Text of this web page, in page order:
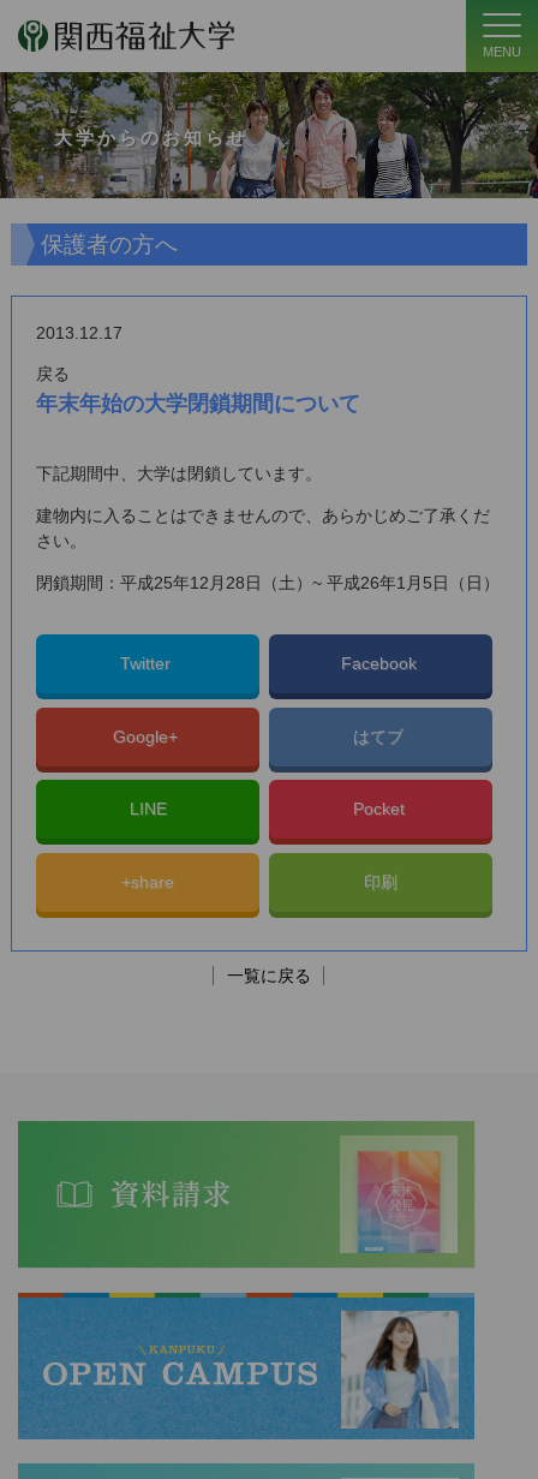
MENU
大学からのお知らせ
保護者の方へ
2013.12.17
戻る
年末年始の大学閉鎖期間について
下記期間中、大学は閉鎖しています。
建物内に入ることはできませんので、あらかじめご了承くだ
さい。
閉鎖期間：平成25年12月28日（土）~ 平成26年1月5日（日）
Twitter Facebook
Google+ はてブ
LINE Pocket
+share 印刷
一覧に戻る